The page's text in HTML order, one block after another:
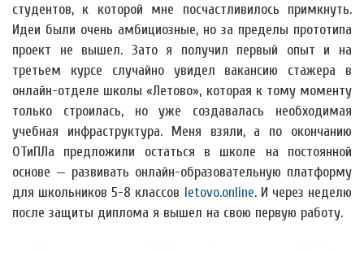
студентов, к которой мне посчастливилось примкнуть.
Идеи были очень амбициозные, но за пределы прототипа
проект не вышел. Зато я получил первый опыт и на
третьем курсе случайно увидел вакансию стажера в
онлайн-отделе школы «Летово», которая к тому моменту
только строилась, но уже создавалась необходимая
учебная инфраструктура. Меня взяли, а по окончанию
ОТиПЛа предложили остаться в школе на постоянной
основе — развивать онлайн-образовательную платформу
для школьников 5-8 классов letovo.online. И через неделю
после защиты диплома я вышел на свою первую работу.